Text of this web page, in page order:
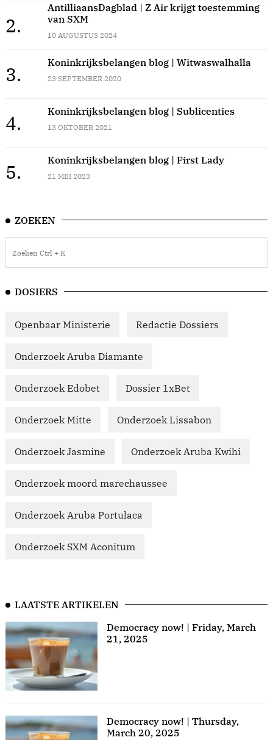
2.
AntilliaansDagblad | Z Air krijgt toestemming
van SXM
10 AUGUSTUS 2024
3.
Koninkrijksbelangen blog | Witwaswalhalla
23 SEPTEMBER 2020
4.
Koninkrijksbelangen blog | Sublicenties
13 OKTOBER 2021
5.
Koninkrijksbelangen blog | First Lady
21 MEI 2023
ZOEKEN
DOSIERS
Openbaar Ministerie Redactie Dossiers
Onderzoek Aruba Diamante
Onderzoek Edobet Dossier 1xBet
Onderzoek Mitte Onderzoek Lissabon
Onderzoek Jasmine Onderzoek Aruba Kwihi
Onderzoek moord marechaussee
Onderzoek Aruba Portulaca
Onderzoek SXM Aconitum
LAATSTE ARTIKELEN
Democracy now! | Friday, March
21, 2025
Democracy now! | Thursday,
March 20, 2025